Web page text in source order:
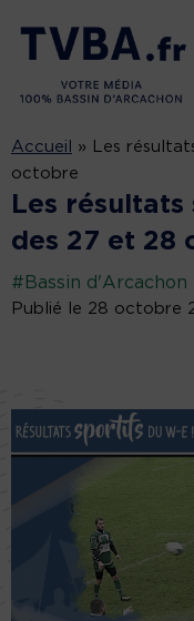
Accueil »
Les
octobre
Les
des 27 et 28
#Bassin d'Arcachon
Publié le 28 octobre